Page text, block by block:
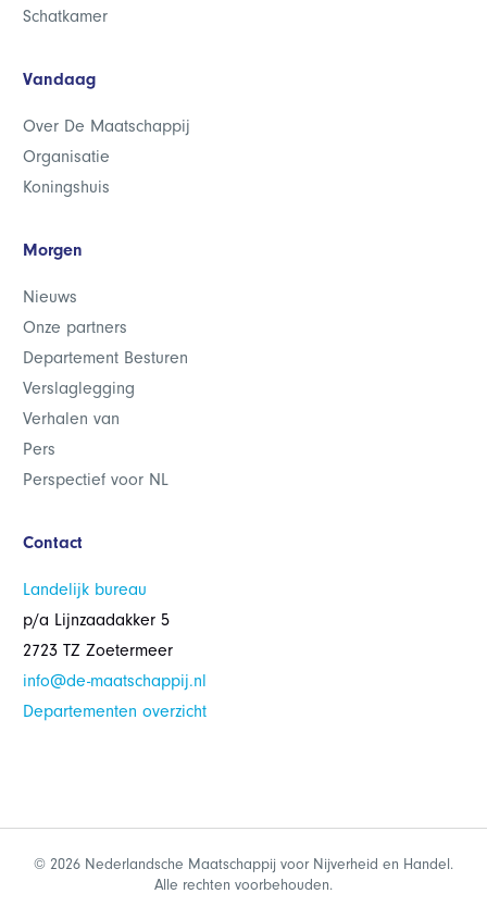
Schatkamer
Vandaag
Over De Maatschappij
Organisatie
Koningshuis
Morgen
Nieuws
Onze partners
Departement Besturen
Verslaglegging
Verhalen van
Pers
Perspectief voor NL
Contact
Landelijk bureau
p/a Lijnzaadakker 5
2723 TZ Zoetermeer
info@de-maatschappij.nl
Departementen overzicht
© 2026 Nederlandsche Maatschappij voor Nijverheid en Handel.
Alle rechten voorbehouden.